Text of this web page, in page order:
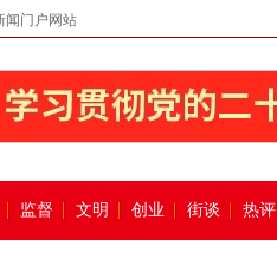
闻门户网站
监督 文明 创业 街谈 热评